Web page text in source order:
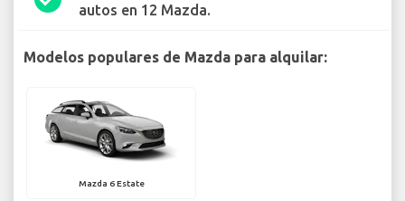
autos en 12 Mazda.
Modelos populares de Mazda para alquilar:
Mazda 6 Estate